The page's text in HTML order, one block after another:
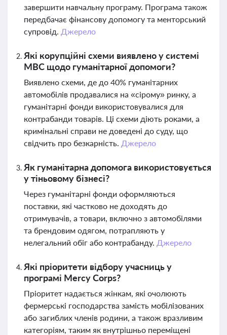
завершити навчальну програму. Програма також
передбачає фінансову допомогу та менторський
супровід. Джерело
Які корупційні схеми виявлено у системі
МВС щодо гуманітарної допомоги?
Виявлено схеми, де до 40% гуманітарних
автомобілів продавалися на «сірому» ринку, а
гуманітарні фонди використовувалися для
контрабанди товарів. Ці схеми діють роками, а
кримінальні справи не доведені до суду, що
свідчить про безкарність. Джерело
Як гуманітарна допомога використовується
у тіньовому бізнесі?
Через гуманітарні фонди оформляються
поставки, які частково не доходять до
отримувачів, а товари, включно з автомобілями
та брендовим одягом, потрапляють у
нелегальний обіг або контрабанду. Джерело
Які пріоритети відбору учасниць у
програмі Mercy Corps?
Пріоритет надається жінкам, які очолюють
фермерські господарства замість мобілізованих
або загиблих членів родини, а також вразливим
категоріям, таким як внутрішньо переміщені